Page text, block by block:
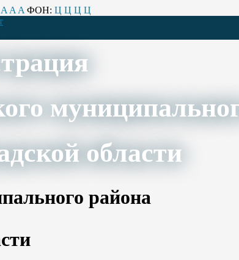
A A A ФОН: Ц Ц Ц Ц
области
района